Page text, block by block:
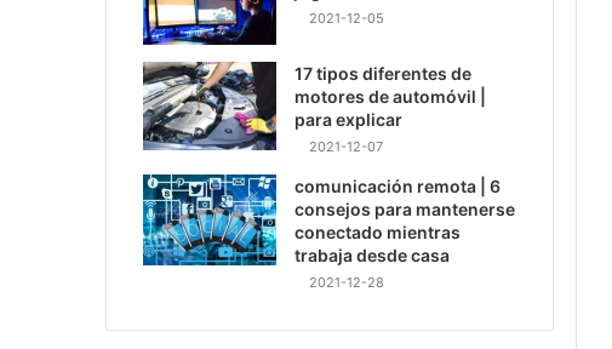
2021-12-05
17 tipos diferentes de
motores de automóvil |
para explicar
2021-12-07
comunicación remota | 6
consejos para mantenerse
conectado mientras
trabaja desde casa
2021-12-28